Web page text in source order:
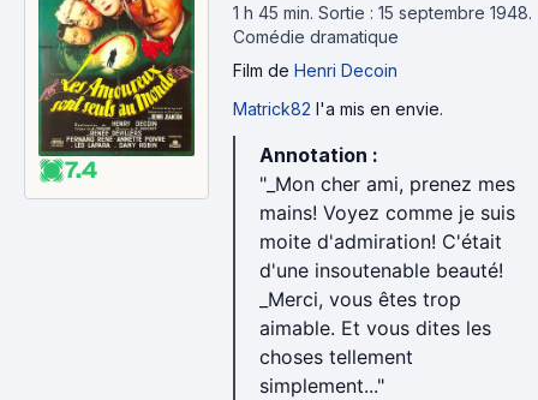
7.4
1 h 45 min. Sortie : 15 septembre 1948.
Comédie dramatique
Film de Henri Decoin
Matrick82 l'a mis en envie.
Annotation :
"_Mon cher ami, prenez mes
mains! Voyez comme je suis
moite d'admiration! C'était
d'une insoutenable beauté!
_Merci, vous êtes trop
aimable. Et vous dites les
choses tellement
simplement..."